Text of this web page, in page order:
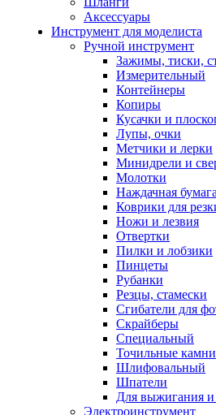
Аксессуары
Инструмент для моделиста
Ручной инструмент
Зажимы, тиски,
Измерительный
Контейнеры
Копиры
Кусачки и
Лупы, очки
Метчики и лерки
Минидрели и
Молотки
Наждачная бумага
Коврики для
Ножи и лезвия
Отвертки
Пилки и лобзики
Пинцеты
Рубанки
Резцы, стамески
Сгибатели для
Скрайберы
Специальный
Точильные камни
Шлифовальный
Шпатели
Для выжигания и
Электроинструмент